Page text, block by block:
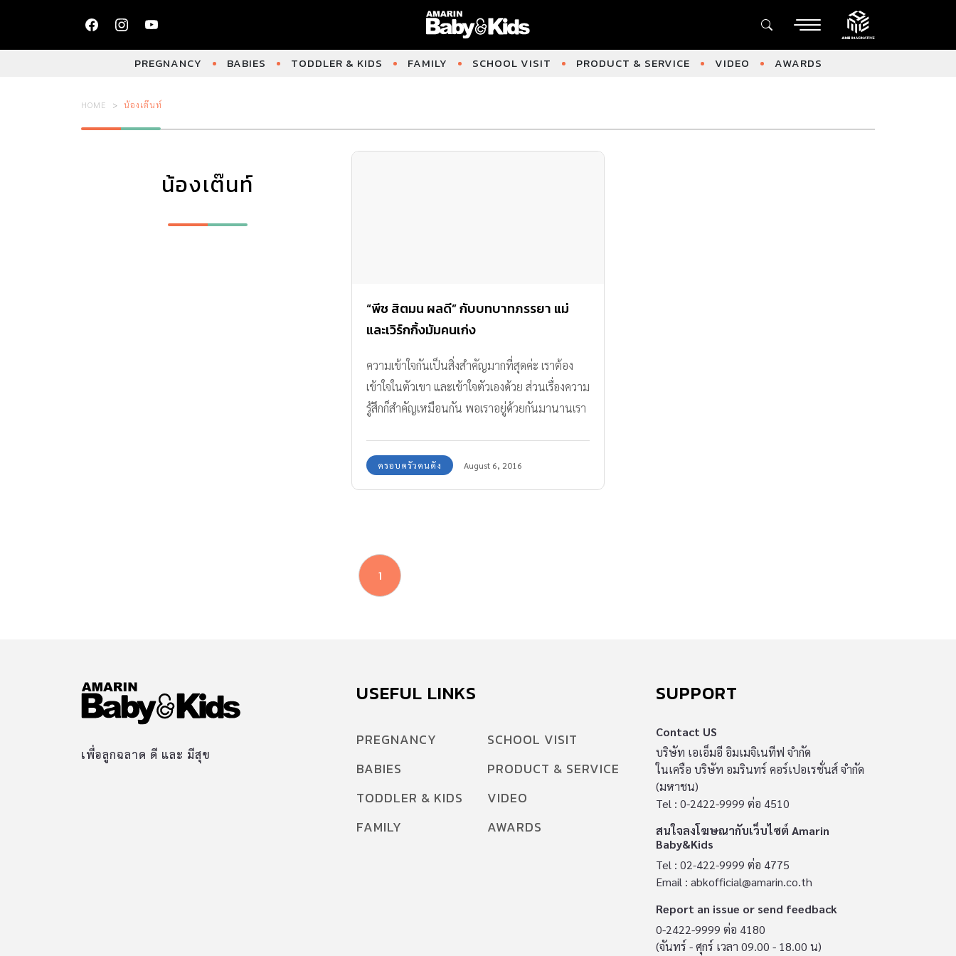
PREGNANCY BABIES TODDLER & KIDS FAMILY SCHOOL VISIT PRODUCT & SERVICE VIDEO AWARDS
HOME น้องเต๊นท์
น้องเต๊นท์
“พีช สิตมน ผลดี” กับบทบาทภรรยา แม่
และเวิร์กกิ้งมัมคนเก่ง
ความเข้าใจกันเป็นสิ่งสำคัญมากที่สุดค่ะ เราต้อง
เข้าใจในตัวเขา และเข้าใจตัวเองด้วย ส่วนเรื่องความ
รู้สึกก็สำคัญเหมือนกัน พอเราอยู่ด้วยกันมานานเรา
ไม่ทำครอบครัวคนดัง August 6, 2016
1
เพื่อลูกฉลาด ดี และ มีสุข
USEFUL LINKS
PREGNANCY
BABIES
TODDLER & KIDS
FAMILY
SCHOOL VISIT
PRODUCT & SERVICE
VIDEO
AWARDS
SUPPORT
Contact US
บริษัท เอเอ็มอี อิมเมจิเนทีฟ จำกัด
ในเครือ บริษัท อมรินทร์ คอร์เปอเรชั่นส์ จำกัด
(มหาชน)
Tel : 0-2422-9999 ต่อ 4510
สนใจลงโฆษณากับเว็บไซต์ Amarin
Baby&Kids
Tel : 02-422-9999 ต่อ 4775
Email : abkofficial@amarin.co.th
Report an issue or send feedback
0-2422-9999 ต่อ 4180
(จันทร์ - ศุกร์ เวลา 09.00 - 18.00 น)